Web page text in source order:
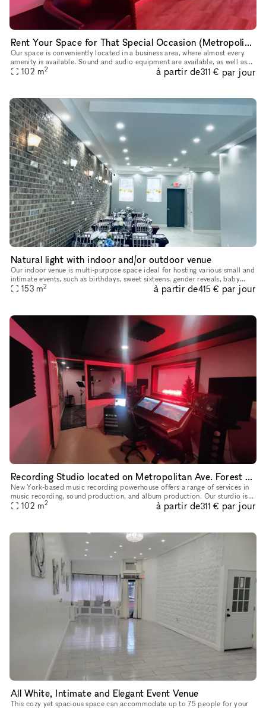
Rent Your Space for That Special Occasion (Metropolitan Ave. Forest Hills)
Our space is conveniently located in a business area, where almost every
amenity is available. Sound and audio equipment are available, as well as
wifi.102 m2 à partir de311 € par jour
Natural light with indoor and/or outdoor venue
Our indoor venue is multi-purpose space ideal for hosting various small and
intimate events, such as birthdays, sweet sixteens, gender reveals, baby
showers, bridal showers, weddings, graduation part
153 m2 à partir de415 € par jour
Recording Studio located on Metropolitan Ave. Forest Hills
New York-based music recording powerhouse offers a range of services in
music recording, sound production, and album production. Our sturdio is
equipped with state-of-the-art equipment
102 m2 à partir de311 € par jour
All White, Intimate and Elegant Event Venue
This cozy yet spacious space can accommodate up to 75 people for your